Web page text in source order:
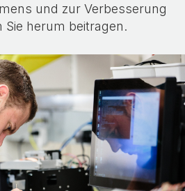
und zur Verbesserung
Sie herum beitragen.